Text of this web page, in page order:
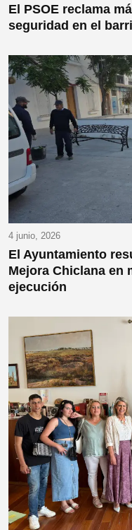
El PSOE reclama
seguridad en el
4 junio, 2026
El Ayuntamiento
Mejora Chiclana en
ejecución